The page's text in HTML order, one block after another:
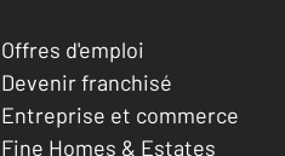
Offres d'emploi
Devenir franchisé
Entreprise et commerce
Fine Homes & Estates